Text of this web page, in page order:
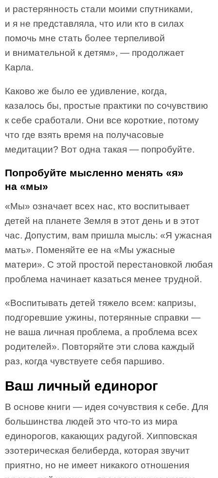
и растерянность стали моими спутниками,
и я не представляла, что или кто в силах
помочь мне стать более терпеливой
и внимательной к детям», — продолжает
Карла.
Каково же было ее удивление, когда,
казалось бы, простые практики по сочувствию
к себе сработали. Они все короткие, потому
что где взять время на получасовые
медитации? Вот одна такая — попробуйте.
Попробуйте мысленно менять «я»
на «мы»
«Мы» означает всех нас, кто воспитывает
детей на планете Земля в этот день и в этот
час. Допустим, вам пришла мысль: «Я ужасная
мать». Поменяйте ее на «Мы ужасные
матери». С этой простой перестановкой любая
проблема начинает казаться менее трудной.
«Воспитывать детей тяжело всем: капризы,
подгоревшие ужины, потерянные справки —
не ваша личная проблема, а проблема всех
родителей». Повторяйте эти слова каждый
раз, когда чувствуете себя паршиво.
Ваш личный единорог
В основе книги — идея сочувствия к себе. Для
большинства людей это что-то из мира
единорогов, какающих радугой. Хипповская
эзотерическая белиберда, которая звучит
приятно, но не имеет никакого отношения